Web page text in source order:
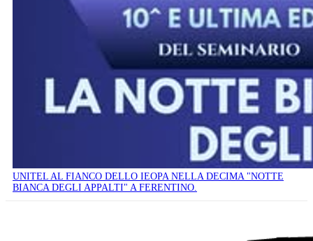
UNITEL AL FIANCO DELLO IEOPA NELLA DECIMA "NOTTE
BIANCA DEGLI APPALTI" A FERENTINO.